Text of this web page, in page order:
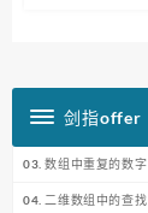
剑指offer
03. 数组中重复的数字
04. 二维数组中的查找